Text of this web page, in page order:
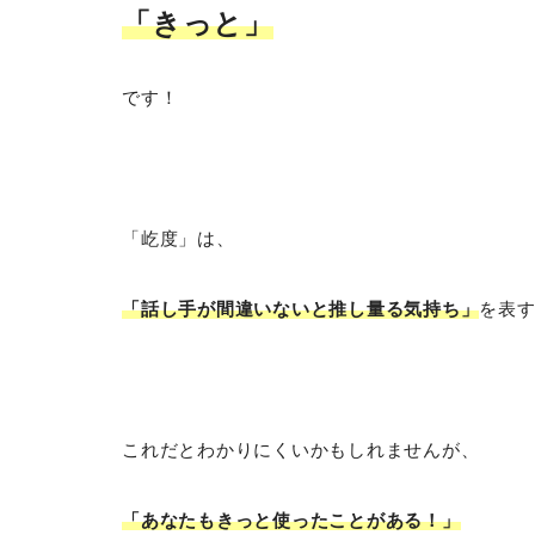
「きっと」
です！
「屹度」は、
「話し手が間違いないと推し量る気持ち」を表
これだとわかりにくいかもしれませんが、
「あなたもきっと使ったことがある！」